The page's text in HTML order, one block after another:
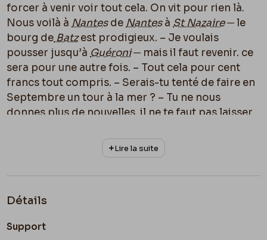
forcer à venir voir tout cela. On vit pour rien là.
Nous voilà à Nantesde Nantesà St Nazaire─ le
bourg de Batzest prodigieux. – Je voulais
pousser jusqu’à Guéroni─ mais il faut revenir. ce
sera pour une autre fois. – Tout cela pour cent
francs tout compris. – Serais-tu tenté de faire en
Septembre un tour à la mer ? – Tu ne nous
donnes plus de nouvelles, il ne te faut pas laisser
veux pas m’envoyermes lettres de
. Et tes silences à ce sujet
fais. – Mes amis me désespèrent. Il faudra donc
Je croyais bien ne pas te voir vieillir. – Ils
Lire la suite
Détails
Support